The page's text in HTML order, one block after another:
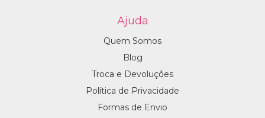
Ajuda
Quem Somos
Blog
Troca e Devoluções
Política de Privacidade
Formas de Envio